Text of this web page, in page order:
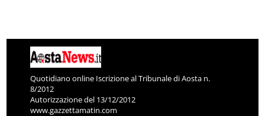
Quotidiano online Iscrizione al Tribunale di Aosta n.
8/2012
Autorizzazione del 13/12/2012
www.gazzettamatin.com